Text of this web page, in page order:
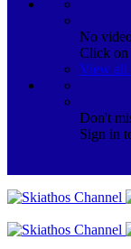
No
Click on
View all
Don't
Sign in